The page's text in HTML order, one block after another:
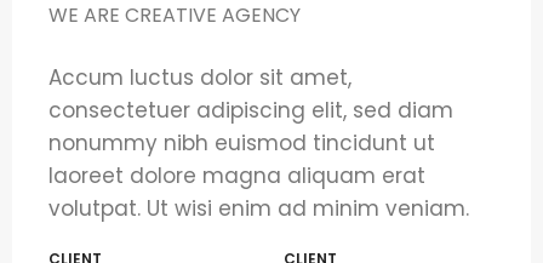
WE ARE CREATIVE AGENCY
Accum luctus dolor sit amet,
consectetuer adipiscing elit, sed diam
nonummy nibh euismod tincidunt ut
laoreet dolore magna aliquam erat
volutpat. Ut wisi enim ad minim veniam.
CLIENT CLIENT